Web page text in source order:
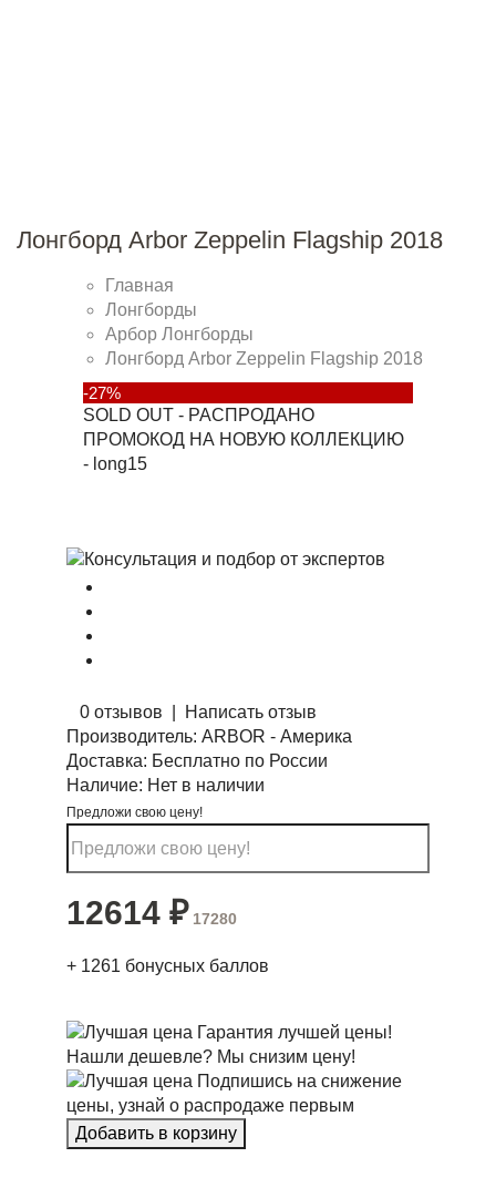
Лонгборд Arbor Zeppelin Flagship 2018
Главная
Лонгборды
Арбор Лонгборды
Лонгборд Arbor Zeppelin Flagship 2018
-27%
SOLD OUT - РАСПРОДАНО
ПРОМОКОД НА НОВУЮ КОЛЛЕКЦИЮ
- long15
0 отзывов
Написать отзыв
Производитель: ARBOR - Америка
Доставка: Бесплатно по России
Наличие: Нет в наличии
Предложи свою цену!
12614 ₽ 17280
+ 1261 бонусных баллов
Гарантия лучшей цены!
Нашли дешевле? Мы снизим цену!
Подпишись на снижение
цены, узнай о распродаже первым